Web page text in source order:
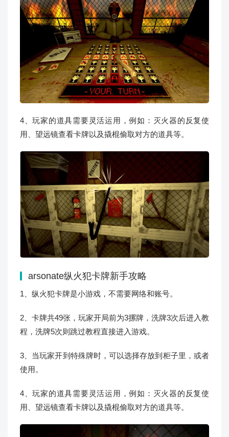
4、玩家的道具需要灵活运用，例如：灭火器的反复使
用、望远镜查看卡牌以及撬棍偷取对方的道具等。
arsonate纵火犯卡牌新手攻略
1、纵火犯卡牌是小游戏，不需要网络和账号。
2、卡牌共49张，玩家开局前为3摞牌，洗牌3次后进入教
程，洗牌5次则跳过教程直接进入游戏。
3、当玩家开到特殊牌时，可以选择存放到柜子里，或者
使用。
4、玩家的道具需要灵活运用，例如：灭火器的反复使
用、望远镜查看卡牌以及撬棍偷取对方的道具等。